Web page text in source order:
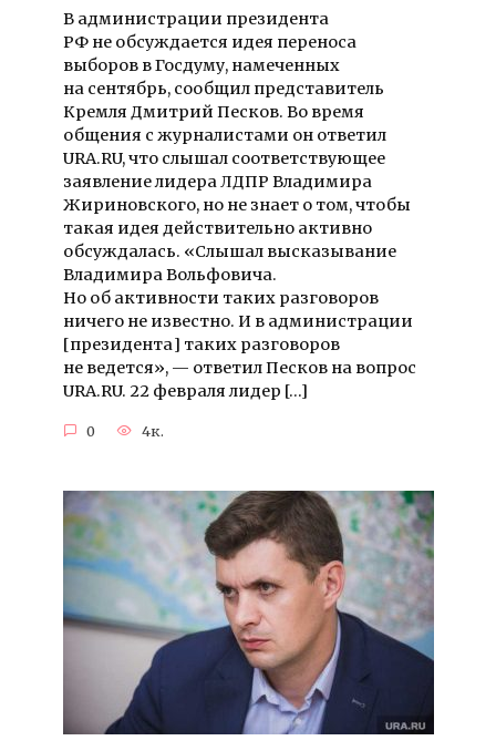
В администрации президента
РФ не обсуждается идея переноса
выборов в Госдуму, намеченных
на сентябрь, сообщил представитель
Кремля Дмитрий Песков. Во время
общения с журналистами он ответил
URA.RU, что слышал соответствующее
заявление лидера ЛДПР Владимира
Жириновского, но не знает о том, чтобы
такая идея действительно активно
обсуждалась. «Слышал высказывание
Владимира Вольфовича.
Но об активности таких разговоров
ничего не известно. И в администрации
[президента] таких разговоров
не ведется», — ответил Песков на вопрос
URA.RU. 22 февраля лидер […]
0 4к.